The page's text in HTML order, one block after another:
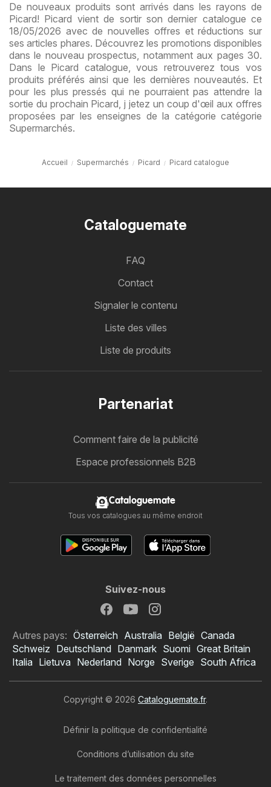
Catalogue Picard
De nouveaux produits sont arrivés dans les rayons de
Picard! Picard vient de sortir son dernier catalogue ce
18/05/2026 avec de nouvelles offres et réductions sur
ses articles phares. Découvrez les promotions disponibles
dans le nouveau prospectus, notamment aux pages 30.
Dans le Picard catalogue, vous retrouverez tous vos
produits préférés ainsi que les dernières nouveautés. Et
pour les plus pressés qui ne pourraient pas attendre la
sortie du prochain Picard, j jetez un coup d'œil aux offres
proposées par les enseignes de la catégorie catégorie
Supermarchés.
Accueil Supermarchés Picard Picard catalogue
Cataloguemate
FAQ
Contact
Signaler le contenu
Liste des villes
Liste de produits
Partenariat
Comment faire de la publicité
Espace professionnels B2B
Cataloguemate
Tous vos catalogues au même endroit
Suivez-nous
Autres pays: Österreich Australia België Canada
Schweiz Deutschland Danmark Suomi Great Britain
Italia Lietuva Nederland Norge Sverige South Africa
Copyright © 2026 Cataloguemate.fr.
Définir la politique de confidentialité
Conditions d’utilisation du site
Le traitement des données personnelles